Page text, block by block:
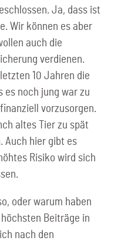
Ja, dass ist
Wir können es aber
auch die
verdienen.
10 Jahren die
es noch jung war zu
vorzusorgen.
altes Tier zu spät
Auch hier gibt es
Risiko wird sich
oder warum haben
Beiträge in
nach den